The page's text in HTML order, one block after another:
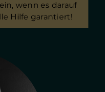
wenn es darauf
Hilfe garantiert!